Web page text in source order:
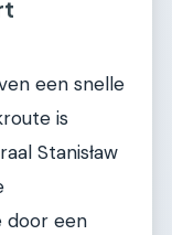
een snelle
is
Stanisław
door een